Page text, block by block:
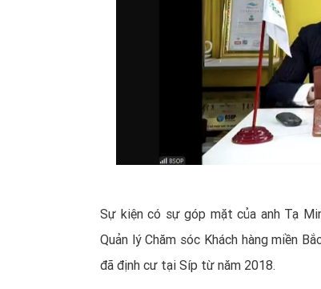
Sự kiện có sự góp mặt của anh Tạ
Quản lý Chăm sóc Khách hàng miền
đã định cư tại Síp từ năm 2018.